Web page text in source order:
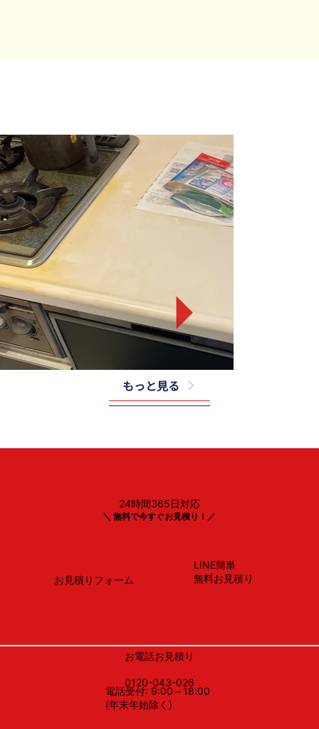
Panasonic製
もっと見る
LINE簡単
無料お見積り
0120-043-026
お電話お見積り
電話受付: 9:00～18:00
(年末年始除く)
お見積りフォーム
＼ 無料で今すぐお見積り！／
24時間365日対応